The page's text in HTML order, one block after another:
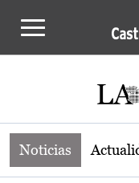
Noticias de
Noticias